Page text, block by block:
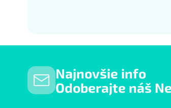
Najnovšie info
Odoberajte náš